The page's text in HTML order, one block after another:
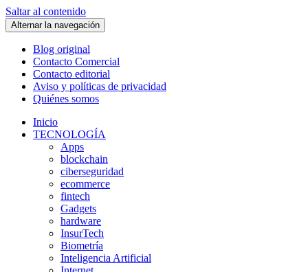
Saltar al contenido
Alternar la navegación
Blog original
Contacto Comercial
Contacto editorial
Aviso y políticas de privacidad
Quiénes somos
Inicio
TECNOLOGÍA
Apps
blockchain
ciberseguridad
ecommerce
fintech
Gadgets
hardware
InsurTech
Biometría
Inteligencia Artificial